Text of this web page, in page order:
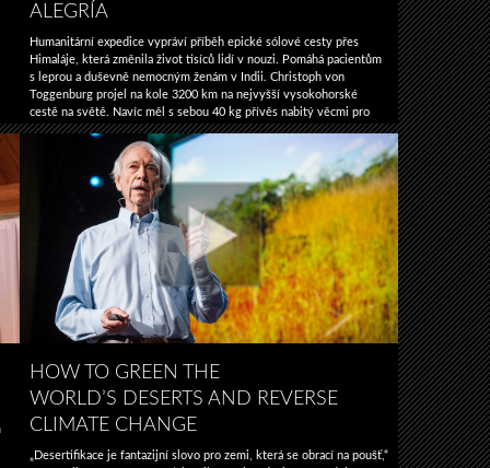
ALEGRÍA
Humanitární expedice vypráví příběh epické sólové cesty přes
Himaláje, která změnila život tisíců lidí v nouzi. Pomáhá pacientům
s leprou a duševně nemocným ženám v Indii. Christoph von
Toggenburg projel na kole 3200 km na nejvyšší vysokohorské
cestě na světě. Navíc měl s sebou 40 kg přívěs nabitý věcmi pro
přežití. S nedostatkem kyslíku čelil teplotám mezi -15 ° C až + …
Pokračování textuAlegría
→
HOW TO GREEN THE
WORLD’S DESERTS AND REVERSE
CLIMATE CHANGE
„Desertifikace je fantazijní slovo pro zemi, která se obrací na poušť,“